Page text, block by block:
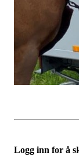
Logg inn for å